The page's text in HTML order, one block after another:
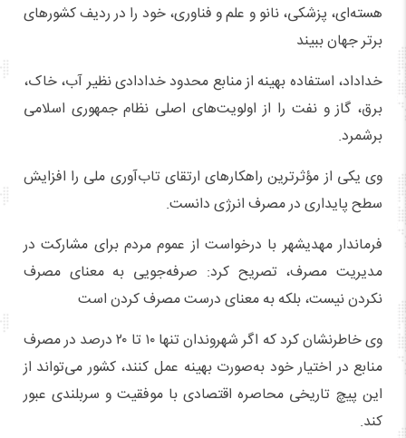
هسته‌ای، پزشکی، نانو و علم و فناوری، خود را در ردیف کشورهای
برتر جهان ببیند
خداداد، استفاده بهینه از منابع محدود خدادادی نظیر آب، خاک،
برق، گاز و نفت را از اولویت‌های اصلی نظام جمهوری اسلامی
برشمرد.
وی یکی از مؤثرترین راهکارهای ارتقای تاب‌آوری ملی را افزایش
سطح پایداری در مصرف انرژی دانست.
فرماندار مهدیشهر با درخواست از عموم مردم برای مشارکت در
مدیریت مصرف، تصریح کرد: صرفه‌جویی به معنای مصرف
نکردن نیست، بلکه به معنای درست مصرف کردن است
وی خاطرنشان کرد که اگر شهروندان تنها ۱۰ تا ۲۰ درصد در مصرف
منابع در اختیار خود به‌صورت بهینه عمل کنند، کشور می‌تواند از
این پیچ تاریخی محاصره اقتصادی با موفقیت و سربلندی عبور
کند.